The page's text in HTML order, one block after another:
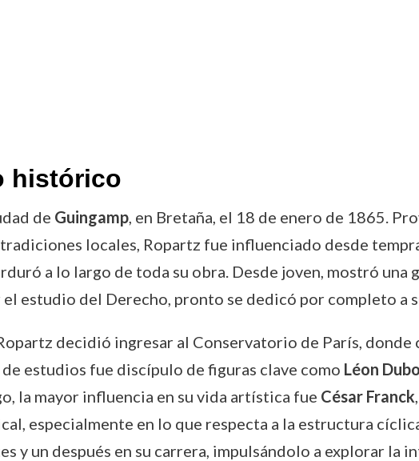
histórico
de Guingamp, en Bretaña, el 18 de enero de 1865.
locales, Ropartz fue influenciado desde
a lo largo de toda su obra. Desde joven, mostró una
estudio del Derecho, pronto se dedicó por completo a
decidió ingresar al Conservatorio de París, donde
estudios fue discípulo de figuras clave como Léon
la mayor influencia en su vida artística fue César Franck
especialmente en lo que respecta a la estructura
y un después en su carrera, impulsándolo a explorar